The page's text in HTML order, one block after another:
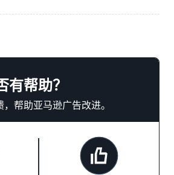
有帮助？
帮助亚马逊广告改进。